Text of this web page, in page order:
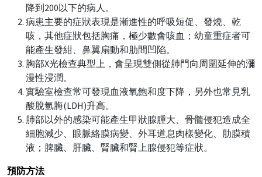
降到200以下的病人。
病患主要的症狀表現是漸進性的呼吸短促、發燒、乾
咳，其他症狀包括胸痛，極少數會咳血；幼童重症者可
能產生發紺、鼻翼扇動和肋間凹陷。
胸部X光檢查典型上，會呈現雙側從肺門向周圍延伸的瀰
漫性浸潤。
實驗室檢查常可發現血液氧飽和度下降，另外也常見乳
酸脫氫脢(LDH)升高。
肺部以外的感染可能產生甲狀腺腫大、骨髓侵犯造成全
細胞減少、眼脈絡膜病變、外耳道息肉樣變化、肋膜積
液；脾臟、肝臟、腎臟和腎上腺侵犯等症狀。
預防方法